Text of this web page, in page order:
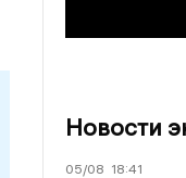
Новости
05/08 18:41